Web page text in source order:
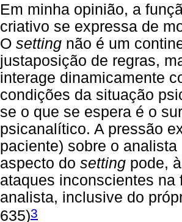
Em minha opinião, a
criativo se expressa de
O setting não é um
justaposição de regras,
interage dinamicamente
condições da situação
se o que se espera é o
psicanalítico. A pressão
paciente) sobre o
aspecto do setting pode,
ataques inconscientes
analista, inclusive do
635)3